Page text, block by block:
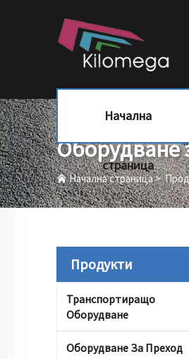
Начална
страница
Оборудване
Начална страница>
Продукти
Транспортиращо
Оборудване
Оборудване За Преход